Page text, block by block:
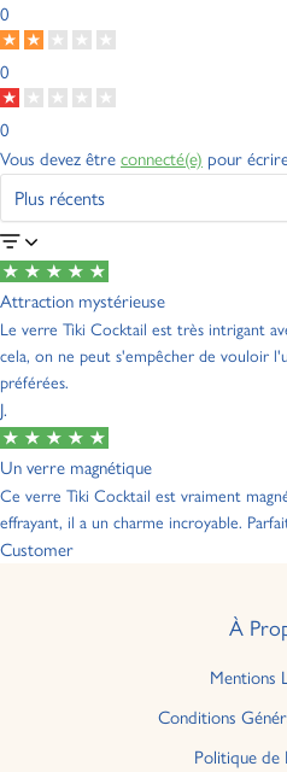
0
0
0
Vous devez être connecté(e) pour
Attraction mystérieuse
Le verre Tiki Cocktail est très intrigant
cela, on ne peut s'empêcher de vouloir
préférées.
J.
Un verre magnétique
Ce verre Tiki Cocktail est vraiment
effrayant, il a un charme incroyable.
Customer
À
Mentions
Conditions
Politique de